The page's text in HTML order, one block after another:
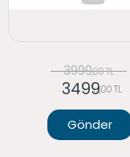
3999,00 TL
3499,00 TL
Gönder